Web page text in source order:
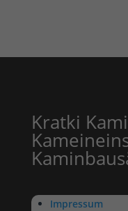
Kratki
Impressum